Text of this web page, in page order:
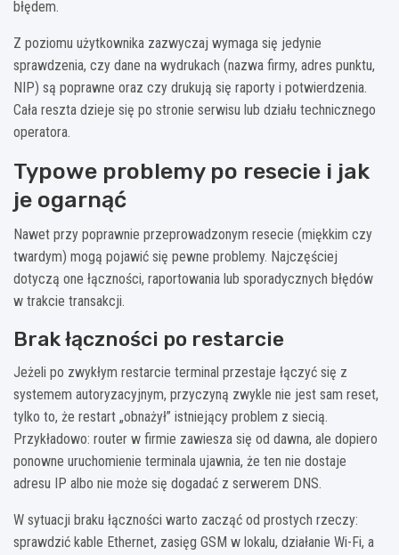
błędem.
Z poziomu użytkownika zazwyczaj wymaga się jedynie
sprawdzenia, czy dane na wydrukach (nazwa firmy, adres punktu,
NIP) są poprawne oraz czy drukują się raporty i potwierdzenia.
Cała reszta dzieje się po stronie serwisu lub działu technicznego
operatora.
Typowe problemy po resecie i jak
je ogarnąć
Nawet przy poprawnie przeprowadzonym resecie (miękkim czy
twardym) mogą pojawić się pewne problemy. Najczęściej
dotyczą one łączności, raportowania lub sporadycznych błędów
w trakcie transakcji.
Brak łączności po restarcie
Jeżeli po zwykłym restarcie terminal przestaje łączyć się z
systemem autoryzacyjnym, przyczyną zwykle nie jest sam reset,
tylko to, że restart „obnażył” istniejący problem z siecią.
Przykładowo: router w firmie zawiesza się od dawna, ale dopiero
ponowne uruchomienie terminala ujawnia, że ten nie dostaje
adresu IP albo nie może się dogadać z serwerem DNS.
W sytuacji braku łączności warto zacząć od prostych rzeczy:
sprawdzić kable Ethernet, zasięg GSM w lokalu, działanie Wi-Fi, a